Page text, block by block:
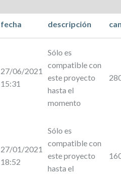
fecha descripción
27/06/2021
15:31
Sólo es
compatible con
este proyecto
hasta el
momento
27/01/2021
18:52
Sólo es
compatible con
este proyecto
hasta el